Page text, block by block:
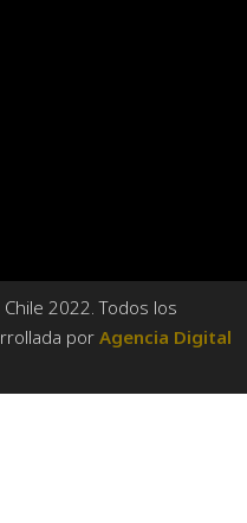
2022. Todos los
por Agencia Digital